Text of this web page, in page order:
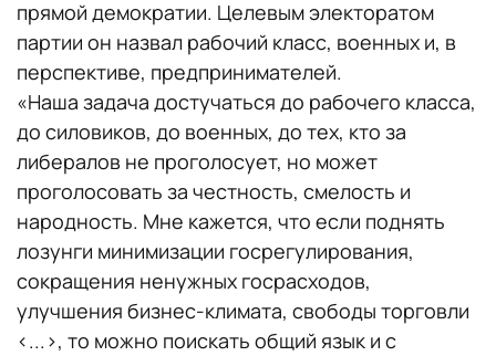
прямой демократии. Целевым электоратом
партии он назвал рабочий класс, военных и, в
перспективе, предпринимателей.
«Наша задача достучаться до рабочего класса,
до силовиков, до военных, до тех, кто за
либералов не проголосует, но может
проголосовать за честность, смелость и
народность. Мне кажется, что если поднять
лозунги минимизации госрегулирования,
сокращения ненужных госрасходов,
улучшения бизнес-климата, свободы торговли
<...>, то можно поискать общий язык и с